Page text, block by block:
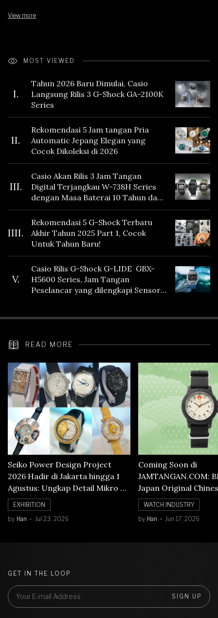
View more
MOST VIEWED
I.
Tahun 2026 Baru Dimulai, Casio
Langsung Rilis 3 G-Shock GA-2100K
Series
II.
Rekomendasi 5 Jam tangan Pria
Automatic Jepang Elegan yang
Cocok Dikoleksi di 2026
III.
Casio Akan Rilis 3 Jam Tangan
Digital Terjangkau W-738H Series
dengan Masa Baterai 10 Tahun dan
Fitur Vibration
IIII.
Rekomendasi 5 G-Shock Terbaru
Akhir Tahun 2025 Part 1, Cocok
Untuk Tahun Baru!
V.
Casio Rilis G-Shock G-LIDE GBX-
H5600 Series, Jam Tangan
Peselancar yang dilengkapi Sensor
READ MORE
Seiko Power Design Project
2026 Hadir di Jakarta hingga 1
Agustus: Ungkap Detail Mikro di
Balik Seni Watchmaking
EXHIBITION
by Han Jul 23, 2026
Coming Soon di
JAMTANGAN.COM:
Japan Original
Numerals Watch
WATCH INDUSTRY
by Han Jun 17, 2026
GET IN THE LOOP
SIGN UP